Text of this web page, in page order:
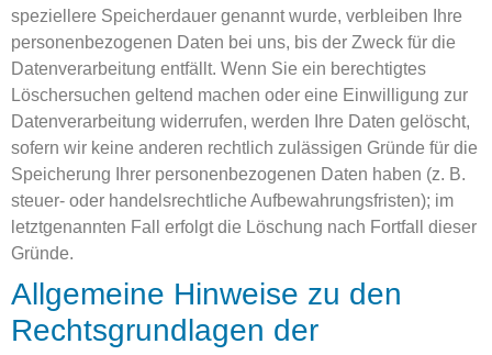
speziellere Speicherdauer genannt wurde, verbleiben Ihre
personenbezogenen Daten bei uns, bis der Zweck für die
Datenverarbeitung entfällt. Wenn Sie ein berechtigtes
Löschersuchen geltend machen oder eine Einwilligung zur
Datenverarbeitung widerrufen, werden Ihre Daten gelöscht,
sofern wir keine anderen rechtlich zulässigen Gründe für die
Speicherung Ihrer personenbezogenen Daten haben (z. B.
steuer- oder handelsrechtliche Aufbewahrungsfristen); im
letztgenannten Fall erfolgt die Löschung nach Fortfall dieser
Gründe.
Allgemeine Hinweise zu den
Rechtsgrundlagen der